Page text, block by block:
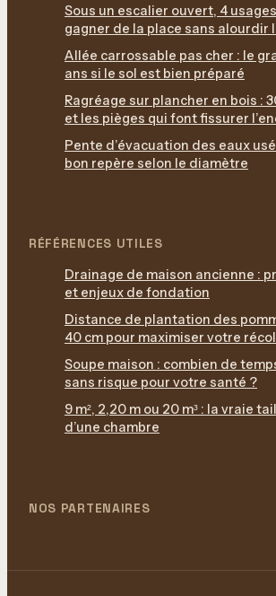
Sous un escalier ouvert, 4
gagner de la place sans alourdir
Allée carrossable pas cher : le
ans si le sol est bien préparé
Ragréage sur plancher en bois :
et les pièges qui font fissurer
Pente d’évacuation des eaux
bon repère selon le diamètre
RÉFÉRENCES UTILES
Drainage de maison ancienne :
et enjeux de fondation
Distance de plantation des
40 cm pour maximiser votre
Soupe maison : combien de
sans risque pour votre santé ?
9 m², 2,20 m ou 20 m³ : la vraie
d’une chambre
NOS PARTENAIRES